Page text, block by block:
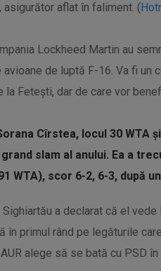
asigurător aflat în faliment. (
Lockheed Martin au
de luptă F-16. Va fi un
la Fetești, dar de care vor
Cîrstea, locul 30 WTA
slam al anului. Ea a
WTA), scor 6-2, 6-3, după
a declarat că el vede
în primul rând pe legăturile
alege să se bată cu PSD